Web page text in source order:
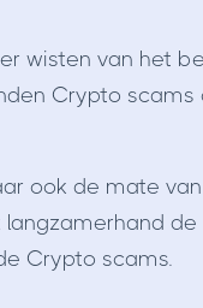
wisten van het
Crypto
ook de mate
Crypto scams.